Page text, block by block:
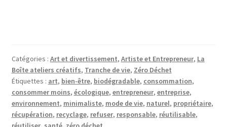
Catégories : Art et divertissement, Artiste et Entrepreneur, La
Boîte ateliers créatifs, Tranche de vie, Zéro Déchet
Étiquettes : art, bien-être, biodégradable, consommation,
consommer moins, écologique, entrepreneur, entreprise,
environnement, minimaliste, mode de vie, naturel, propriétaire,
récupération, recyclage, refuser, responsable, réutilisable,